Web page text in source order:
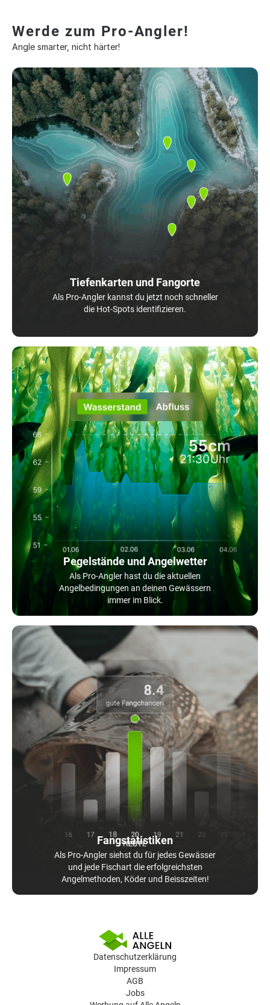
Werde zum Pro-Angler!
Angle smarter, nicht härter!
Tiefenkarten und Fangorte
Als Pro-Angler kannst du jetzt noch schneller
die Hot-Spots identifizieren.
Pegelstände und Angelwetter
Als Pro-Angler hast du die aktuellen
Angelbedingungen an deinen Gewässern
immer im Blick.
Fangstatistiken
Als Pro-Angler siehst du für jedes Gewässer
und jede Fischart die erfolgreichsten
Angelmethoden, Köder und Beisszeiten!
Datenschutzerklärung
Impressum
AGB
Jobs